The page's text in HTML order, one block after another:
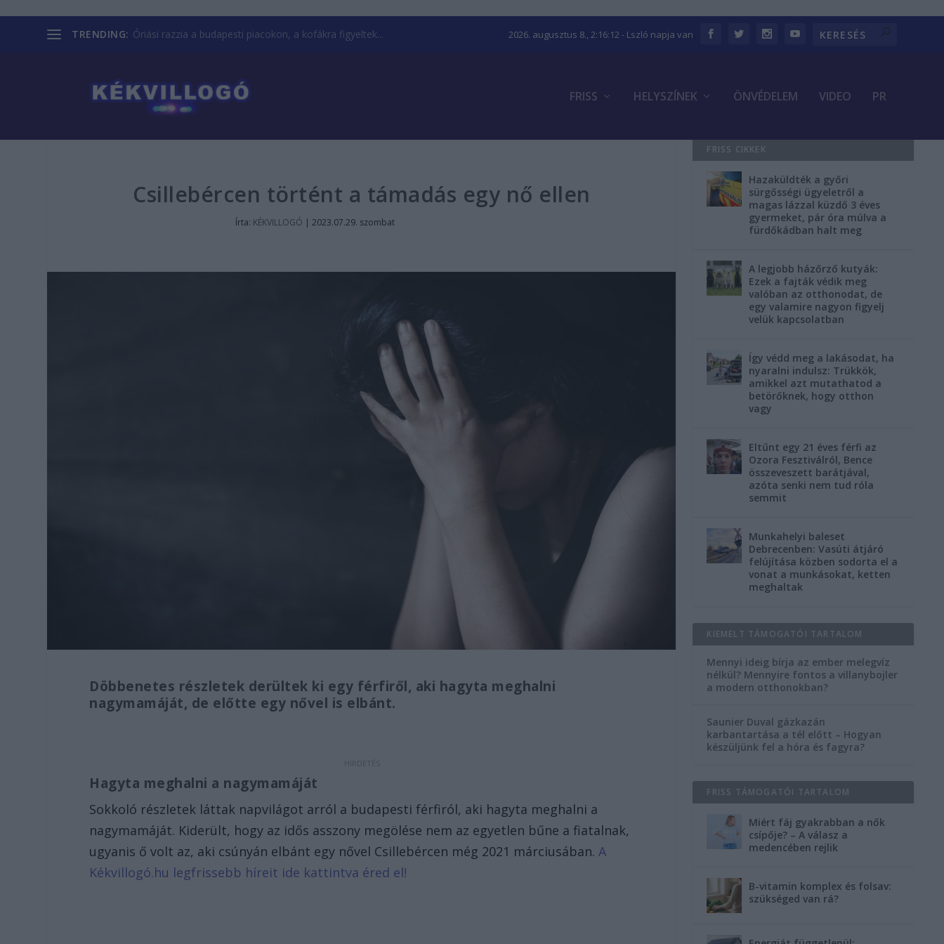
TRENDING: Óriási razzia a budapesti piacokon, a kofákra figyeltek... 2026. augusztus 8., 2:16:12 - Lszló napja van
FRISS HELYSZÍNEK ÖNVÉDELEM VIDEO PR
Csillebércen történt a támadás egy nő ellen
Írta: KÉKVILLOGÓ | 2023.07.29. szombat
Döbbenetes részletek derültek ki egy férfiről, aki hagyta meghalni
nagymamáját, de előtte egy nővel is elbánt.
Hagyta meghalni a nagymamáját
Sokkoló részletek láttak napvilágot arról a budapesti férfiról, aki hagyta meghalni a
nagymamáját. Kiderült, hogy az idős asszony megölése nem az egyetlen bűne a fiatalnak,
ugyanis ő volt az, aki csúnyán elbánt egy nővel Csillebércen még 2021 márciusában.A
Kékvillogó.hu legfrissebb híreit ide kattintva éred el!
FRISS CIKKEK
Hazaküldték a győri
sürgősségi ügyeletről a
magas lázzal küzdő 3 éves
gyermeket, pár óra múlva a
fürdőkádban halt meg
A legjobb házőrző kutyák:
Ezek a fajták védik meg
valóban az otthonodat, de
egy valamire nagyon figyelj
velük kapcsolatban
Így védd meg a lakásodat, ha
nyaralni indulsz: Trükkök,
amikkel azt mutathatod a
betörőknek, hogy otthon
vagy
Eltűnt egy 21 éves férfi az
Ozora Fesztiválról, Bence
összeveszett barátjával,
azóta senki nem tud róla
semmit
Munkahelyi baleset
Debrecenben: Vasúti átjáró
felújítása közben sodorta el a
vonat a munkásokat, ketten
meghaltak
KIEMELT TÁMOGATÓI TARTALOM
Mennyi ideig bírja az ember melegvíz
nélkül? Mennyire fontos a villanybojler
a modern otthonokban?
Saunier Duval gázkazán
karbantartása a tél előtt – Hogyan
készüljünk fel a hóra és fagyra?
FRISS TÁMOGATÓI TARTALOM
Miért fáj gyakrabban a nők
csípője? – A válasz a
medencében rejlik
B-vitamin komplex és folsav:
szükséged van rá?